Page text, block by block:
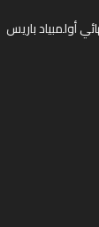
أولمبياد باريس